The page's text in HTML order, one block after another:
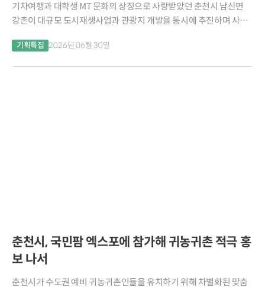
기차여행과 대학생 MT 문화의 상징으로 사랑받았던 춘천시 남산면
강촌이 대규모 도시재생사업과 관광지 개발을 동시에 추진하며 사계
지역특화 도시재생 공모사업에 최종 선정돼 국비 150억 원을...
기획특집 2026년 06월 30일
춘천시, 국민팜 엑스포에 참가해 귀농귀촌 적극 홍
보 나서
춘천시가 수도권 예비 귀농귀촌인들을 유치하기 위해 차별화된 맞춤